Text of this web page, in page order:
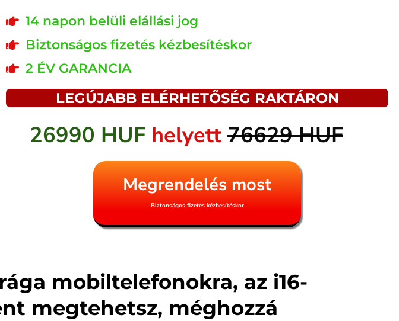
14 napon belüli elállási jog
Biztonságos fizetés kézbesítéskor
2 ÉV GARANCIA
LEGÚJABB ELÉRHETŐSÉG RAKTÁRON
26990 HUF helyett 76629 HUF
Megrendelés most
Biztonságos fizetés kézbesítéskor
mobiltelefonokra, az i16-
megtehetsz, méghozzá